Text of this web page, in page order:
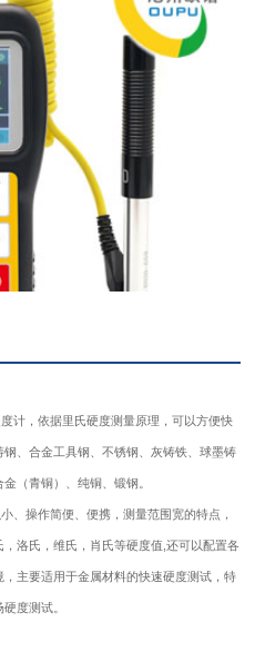
计 ，依据里氏硬度测量原理，可以方便快
、合金工具钢、不锈钢、灰铸铁、球墨铸
（青铜）、纯铜、锻钢。
、操作简便、便携，测量范围宽的特点，
洛氏，维氏，肖氏等硬度值,还可以配置各
主要适用于金属材料的快速硬度测试，特
度测试。